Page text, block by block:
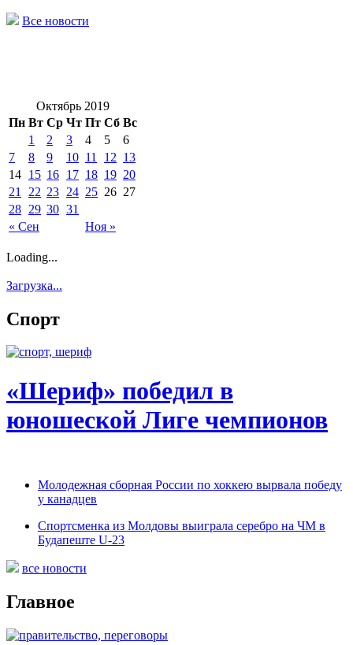
Все новости
Октябрь 2019
Пн Вт Ср Чт Пт Сб Вс
« Сен Ноя »
1 2 3 4 5
6
7
8 9 10 11 12 13
14 15 16 17 18 19 20
21
22 23 24 25 26 27
28 29 30 31
Loading...
Загрузка...
Спорт
«Шериф» победил в
юношеской Лиге чемпионов
Молодежная сборная России по хоккею вырвала победу
у канадцев
Спортсменка из Молдовы выиграла серебро на ЧМ в
Будапеште U-23
все новости
Главное